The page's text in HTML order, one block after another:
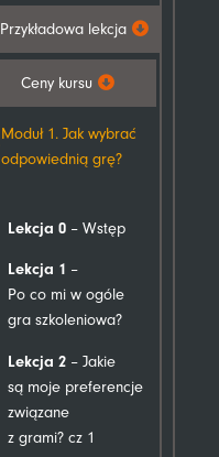
Przykładowa lekcja
Ceny kursu
Moduł 1. Jak wybrać
odpowiednią grę?
Lekcja 0 – Wstęp
Lekcja 1 –
Po co mi w ogóle
gra szkoleniowa?
Lekcja 2 – Jakie
są moje preferencje
związane
z grami? cz 1